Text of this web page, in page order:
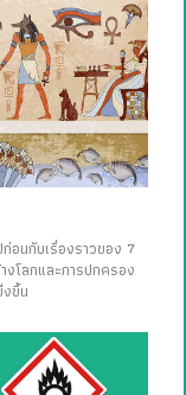
อนกับเรื่องราวของ 7
งโลกและการปกครอง
ขึ้น